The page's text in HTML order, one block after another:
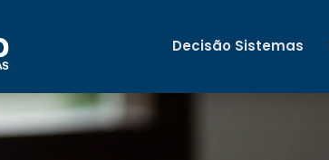
Decisão Sistemas